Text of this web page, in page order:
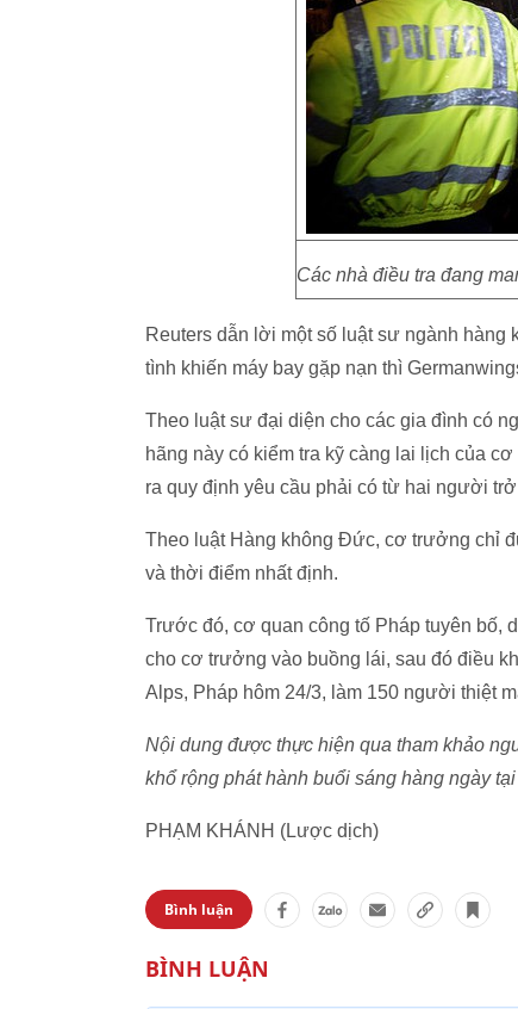
Các nhà điều tra đang
Reuters dẫn lời một số luật sư ngành
tình khiến máy bay gặp nạn thì
Theo luật sư đại diện cho các gia đình có
hãng này có kiểm tra kỹ càng lai lịch của
ra quy định yêu cầu phải có từ hai người
Theo luật Hàng không Đức, cơ trưởng chỉ
và thời điểm nhất định.
Trước đó, cơ quan công tố Pháp tuyên bố,
cho cơ trưởng vào buồng lái, sau đó điều
Alps, Pháp hôm 24/3, làm 150 người thiệt
Nội dung được thực hiện qua tham khảo
khổ rộng phát hành buổi sáng hàng ngày
PHẠM KHÁNH (Lược dịch)
Bình luận